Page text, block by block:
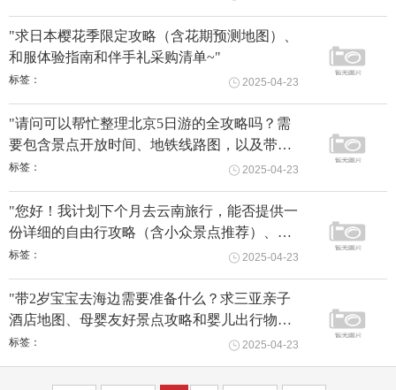
"求日本樱花季限定攻略（含花期预测地图）、
和服体验指南和伴手礼采购清单~"
2025-04-23
标签：
"请问可以帮忙整理北京5日游的全攻略吗？需
要包含景点开放时间、地铁线路图，以及带老
人出行的必备物品清单，感谢！"
2025-04-23
标签：
"您好！我计划下个月去云南旅行，能否提供一
份详细的自由行攻略（含小众景点推荐）、当
地高清旅游地图和适合7天行程的行李清单？谢
2025-04-23
标签：
"带2岁宝宝去海边需要准备什么？求三亚亲子
酒店地图、母婴友好景点攻略和婴儿出行物品
清单"
2025-04-23
标签：